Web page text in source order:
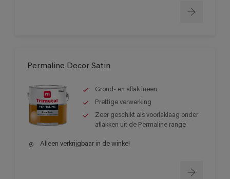
Permaline Decor Satin
Grond- en aflak ineen
Prettige verwerking
Zeer geschikt als voorlaklaag onder
aflakken uit de Permaline range
Alleen verkrijgbaar in de winkel